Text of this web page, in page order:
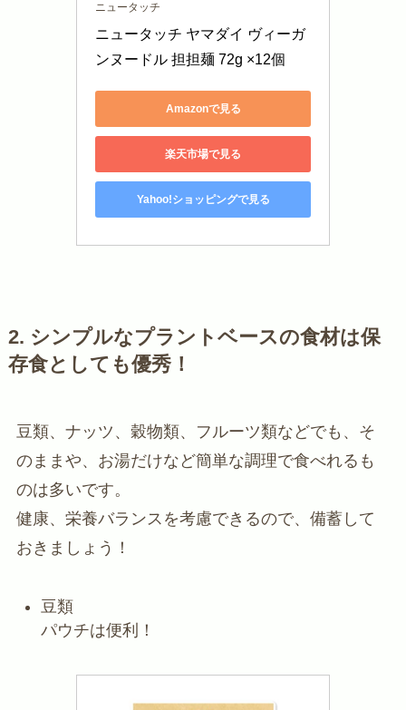
ニュータッチ
ニュータッチ ヤマダイ ヴィーガ
ンヌードル 担担麺 72g ×12個
Amazonで見る
楽天市場で見る
Yahoo!ショッピングで見る
2. シンプルなプラントベースの食材は保
存食としても優秀！
豆類、ナッツ、穀物類、フルーツ類などでも、そ
のままや、お湯だけなど簡単な調理で食べれるも
のは多いです。
健康、栄養バランスを考慮できるので、備蓄して
おきましょう！
豆類
パウチは便利！